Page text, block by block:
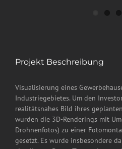
Projekt Beschreibung
Visualisierung eines
Industriegebietes. Um den
realitätsnahes Bild ihres
wurden die 3D-Renderings mit
Drohnenfotos) zu einer
gesetzt. Es wurde insbesondere